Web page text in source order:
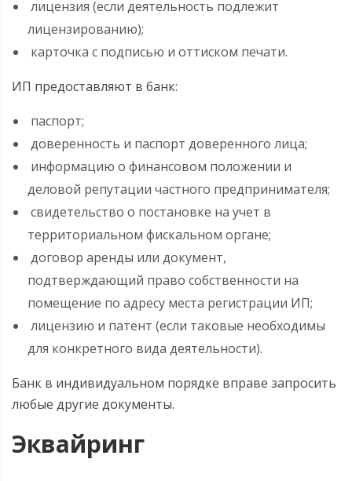
лицензия (если деятельность подлежит
лицензированию);
карточка с подписью и оттиском печати.
ИП предоставляют в банк:
паспорт;
доверенность и паспорт доверенного лица;
информацию о финансовом положении и
деловой репутации частного предпринимателя;
свидетельство о постановке на учет в
территориальном фискальном органе;
договор аренды или документ,
подтверждающий право собственности на
помещение по адресу места регистрации ИП;
лицензию и патент (если таковые необходимы
для конкретного вида деятельности).
Банк в индивидуальном порядке вправе запросить
любые другие документы.
Эквайринг